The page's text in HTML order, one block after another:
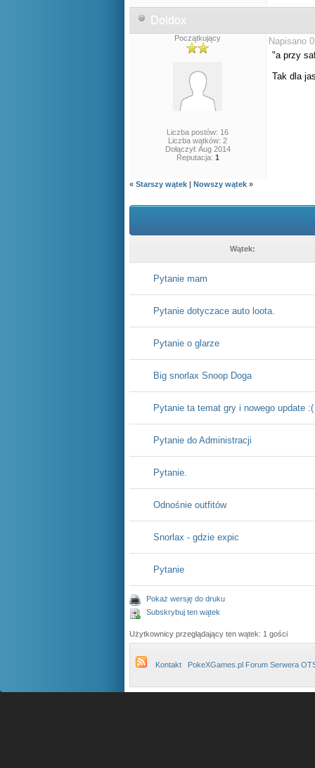
Doldox
Początkujący
Liczba postów: 16
Liczba wątków: 2
Dołączył: Aug 2014
Reputacja: 1
Napisano
"a przy
Tak dla
« Starszy wątek | Nowszy wątek »
Wątek:
Pytanie mam
Pytanie dotyczace auto loota.
Pytanie o glarze
Big snorlax Snoop Doga
Pytanie ta temat gry i nowego update :(
Pytanie do Administracji
Pytanie.
Odnośnie outfitów
Snorlax - gdzie expic
Pytanie
Pokaż wersję do druku
Subskrybuj ten wątek
Użytkownicy przeglądający ten wątek: 1 gości
Kontakt PokeXGames.pl Forum Serwera